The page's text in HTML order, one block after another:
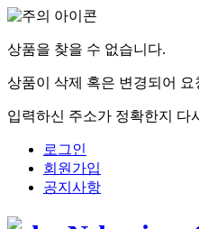
상품을 찾을 수 없습니다.
상품이 삭제 혹은 변경되어
입력하신 주소가 정확한지 다
로그인
회원가입
공지사항